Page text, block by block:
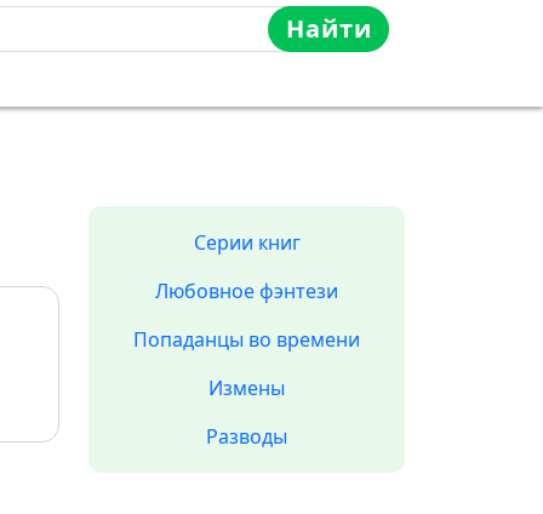
Найти
Серии книг
Любовное фэнтези
Попаданцы во времени
Измены
Разводы